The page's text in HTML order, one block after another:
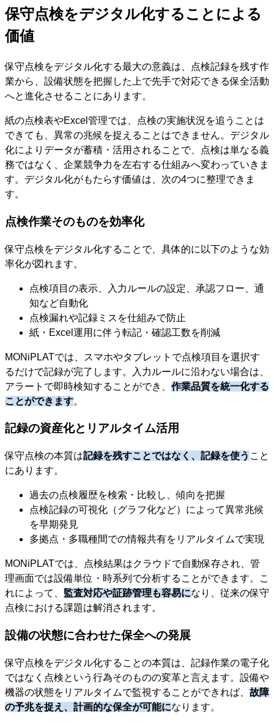
保守点検をデジタル化することによる
価値
保守点検をデジタル化する最大の意義は、点検記録を残す作
業から、設備状態を把握した上で先手で対応できる保全活動
へと進化させることにあります。
紙の点検表やExcel管理では、点検の実施状況を追うことは
できても、異常の兆候を捉えることはできません。デジタル
化によりデータが蓄積・活用されることで、点検は単なる義
務ではなく、企業競争力を左右する仕組みへ変わっていきま
す。デジタル化がもたらす価値は、次の4つに整理できま
す。
点検作業そのものを効率化
保守点検をデジタル化することで、具体的に以下のような効
率化が図れます。
点検項目の表示、入力ルールの設定、承認フロー、通
知など自動化
点検漏れや記録ミスを仕組みで防止
紙・Excel運用に伴う転記・確認工数を削減
MONiPLATでは、スマホやタブレットで点検項目を選択す
るだけで記録が完了します。入力ルールに沿わない場合は、
アラートで即時検知することができ、 作業品質を統一化する
ことができます。
記録の資産化とリアルタイム活用
保守点検の本質は記録を残すことではなく、記録を使う こと
にあります。
過去の点検履歴を検索・比較し、傾向を把握
点検記録の可視化（グラフ化など）によって異常兆候
を早期発見
多拠点・多職種間での情報共有をリアルタイムで実現
MONiPLATでは、点検結果はクラウドで自動保存され、管
理画面では設備単位・時系列で分析することができます。こ
れによって、 監査対応や証跡管理も容易になり、従来の保守
点検における課題は解消されます。
設備の状態に合わせた保全への発展
保守点検をデジタル化することの本質は、記録作業の電子化
ではなく点検という行為そのものの変革と言えます。設備や
機器の状態をリアルタイムで監視することができれば、 故障
の予兆を捉え、計画的な保全が可能になります。